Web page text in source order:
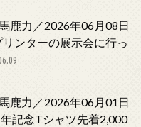
鹿力／2026年06月08日
ンターの展示会に行っ
鹿力／2026年06月01日
記念Tシャツ先着2,000